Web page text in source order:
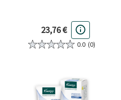
23,76 €
0.0 (0)